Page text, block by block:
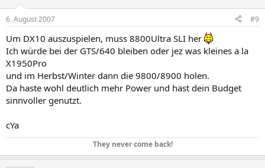
6. August 2007 #9
Um DX10 auszuspielen, muss 8800Ultra SLI her
Ich würde bei der GTS/640 bleiben oder jez was kleines a la
X1950Pro
und im Herbst/Winter dann die 9800/8900 holen.
Da haste wohl deutlich mehr Power und hast dein Budget
sinnvoller genutzt.
cYa
They never come back!